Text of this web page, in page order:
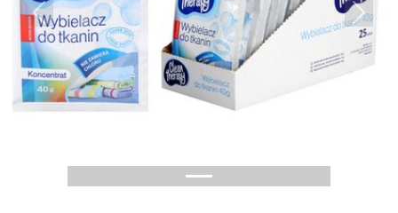
Previous Next